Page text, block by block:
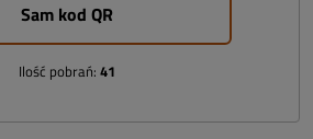
Sam kod QR
Ilość pobrań: 41